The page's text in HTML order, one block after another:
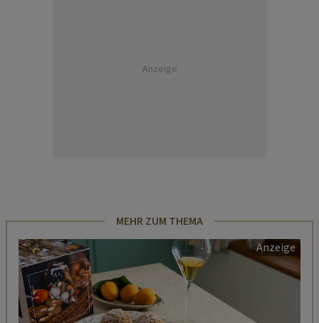
Anzeige
MEHR ZUM THEMA